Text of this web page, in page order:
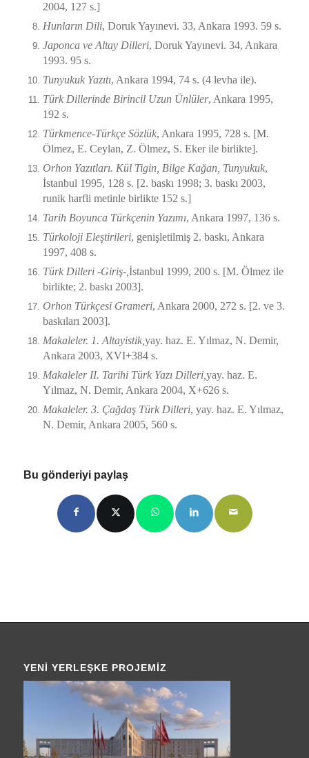
2004, 127 s.]
Hunların Dili, Doruk Yayınevi. 33, Ankara 1993. 59 s.
Japonca ve Altay Dilleri, Doruk Yayınevi. 34, Ankara
1993. 95 s.
Tunyukuk Yazıtı, Ankara 1994, 74 s. (4 levha ile).
Türk Dillerinde Birincil Uzun Ünlüler, Ankara 1995,
192 s.
Türkmence-Türkçe Sözlük, Ankara 1995, 728 s. [M.
Ölmez, E. Ceylan, Z. Ölmez, S. Eker ile birlikte].
Orhon Yazıtları. Kül Tigin, Bilge Kağan, Tunyukuk,
İstanbul 1995, 128 s. [2. baskı 1998; 3. baskı 2003,
runik harfli metinle birlikte 152 s.]
Tarih Boyunca Türkçenin Yazımı, Ankara 1997, 136 s.
Türkoloji Eleştirileri, genişletilmiş 2. baskı, Ankara
1997, 408 s.
Türk Dilleri -Giriş-,İstanbul 1999, 200 s. [M. Ölmez ile
birlikte; 2. baskı 2003].
Orhon Türkçesi Grameri, Ankara 2000, 272 s. [2. ve 3.
baskıları 2003].
Makaleler. 1. Altayistik,yay. haz. E. Yılmaz, N. Demir,
Ankara 2003, XVI+384 s.
Makaleler II. Tarihi Türk Yazı Dilleri,yay. haz. E.
Yılmaz, N. Demir, Ankara 2004, X+626 s.
Makaleler. 3. Çağdaş Türk Dilleri, yay. haz. E. Yılmaz,
N. Demir, Ankara 2005, 560 s.
Bu gönderiyi paylaş
YENI YERLEŞKE PROJEMIZ